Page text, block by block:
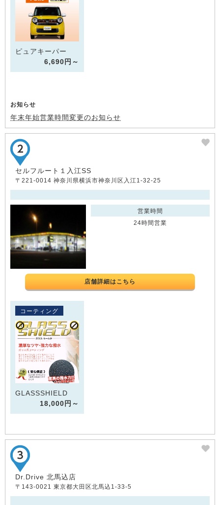
ピュアキーパー
6,690円～
お知らせ
年末年始営業時間変更のお知らせ
セルフルート１入江SS
〒221-0014 神奈川県横浜市神奈川区入江1-32-25
営業時間
24時間営業
店舗詳細はこちら
コーティング
GLASSSHIELD
18,000円～
Dr.Drive 北馬込店
〒143-0021 東京都大田区北馬込1-33-5